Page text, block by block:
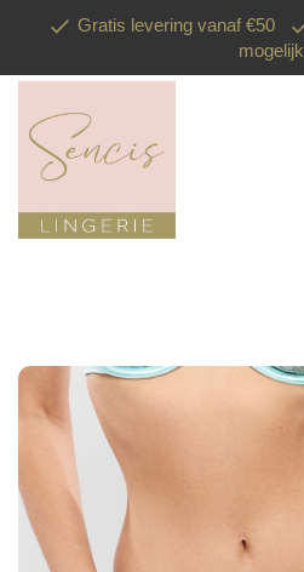
Gratis levering vanaf €50
mogelijk